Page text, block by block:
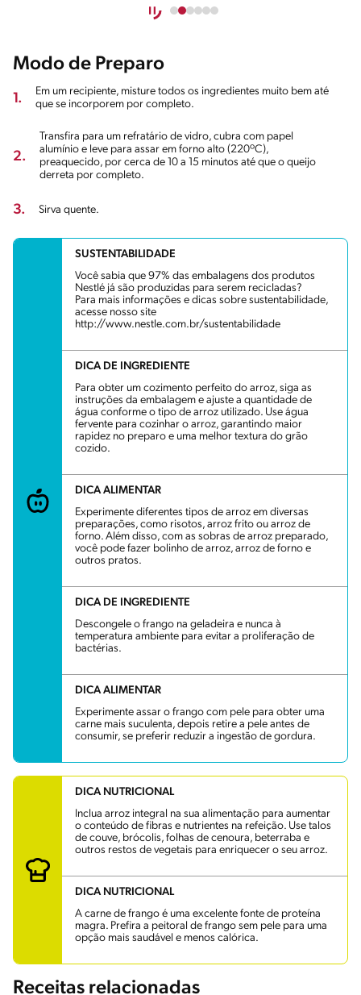
Modo de Preparo
1.
Em um recipiente, misture todos os ingredientes muito bem até
que se incorporem por completo.
2.
Transfira para um refratário de vidro, cubra com papel
alumínio e leve para assar em forno alto (220ºC),
preaquecido, por cerca de 10 a 15 minutos até que o queijo
derreta por completo.
3. Sirva quente.
SUSTENTABILIDADE
Você sabia que 97% das embalagens dos produtos
Nestlé já são produzidas para serem recicladas?
Para mais informações e dicas sobre sustentabilidade,
acesse nosso site
http://www.nestle.com.br/sustentabilidade
DICA DE INGREDIENTE
Para obter um cozimento perfeito do arroz, siga as
instruções da embalagem e ajuste a quantidade de
água conforme o tipo de arroz utilizado. Use água
fervente para cozinhar o arroz, garantindo maior
rapidez no preparo e uma melhor textura do grão
cozido.
DICA ALIMENTAR
Experimente diferentes tipos de arroz em diversas
preparações, como risotos, arroz frito ou arroz de
forno. Além disso, com as sobras de arroz preparado,
você pode fazer bolinho de arroz, arroz de forno e
outros pratos.
DICA DE INGREDIENTE
Descongele o frango na geladeira e nunca à
temperatura ambiente para evitar a proliferação de
bactérias.
DICA ALIMENTAR
Experimente assar o frango com pele para obter uma
carne mais suculenta, depois retire a pele antes de
consumir, se preferir reduzir a ingestão de gordura.
DICA NUTRICIONAL
Inclua arroz integral na sua alimentação para aumentar
o conteúdo de fibras e nutrientes na refeição. Use talos
de couve, brócolis, folhas de cenoura, beterraba e
outros restos de vegetais para enriquecer o seu arroz.
DICA NUTRICIONAL
A carne de frango é uma excelente fonte de proteína
magra. Prefira a peitoral de frango sem pele para uma
opção mais saudável e menos calórica.
Receitas relacionadas